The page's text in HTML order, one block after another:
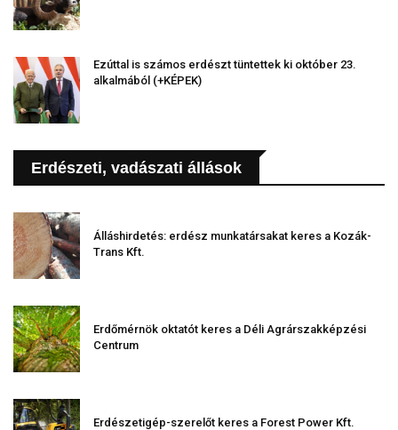
Ezúttal is számos erdészt tüntettek ki október 23.
alkalmából (+KÉPEK)
Erdészeti, vadászati állások
Álláshirdetés: erdész munkatársakat keres a Kozák-
Trans Kft.
Erdőmérnök oktatót keres a Déli Agrárszakképzési
Centrum
Erdészetigép-szerelőt keres a Forest Power Kft.